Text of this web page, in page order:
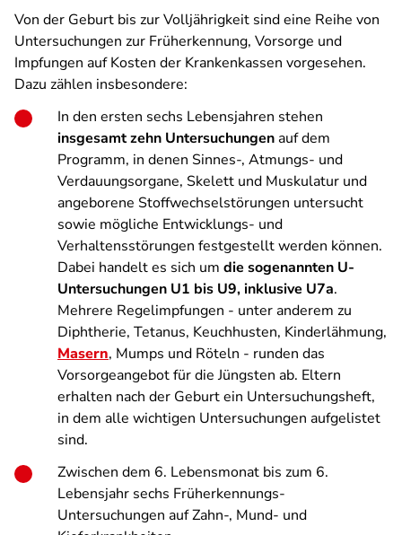
Von der Geburt bis zur Volljährigkeit sind eine Reihe von
Untersuchungen zur Früherkennung, Vorsorge und
Impfungen auf Kosten der Krankenkassen vorgesehen.
Dazu zählen insbesondere:
In den ersten sechs Lebensjahren stehen
insgesamt zehn Untersuchungenauf dem
Programm, in denen Sinnes-, Atmungs- und
Verdauungsorgane, Skelett und Muskulatur und
angeborene Stoffwechselstörungen untersucht
sowie mögliche Entwicklungs- und
Verhaltensstörungen festgestellt werden können.
Dabei handelt es sich um die sogenannten U-
Untersuchungen U1 bis U9, inklusive U7a.
Mehrere Regelimpfungen - unter anderem zu
Diphtherie, Tetanus, Keuchhusten, Kinderlähmung,
Masern, Mumps und Röteln - runden das
Vorsorgeangebot für die Jüngsten ab. Eltern
erhalten nach der Geburt ein Untersuchungsheft,
in dem alle wichtigen Untersuchungen aufgelistet
sind.
Zwischen dem 6. Lebensmonat bis zum 6.
Lebensjahr sechs Früherkennungs-
Untersuchungen auf Zahn-, Mund- und